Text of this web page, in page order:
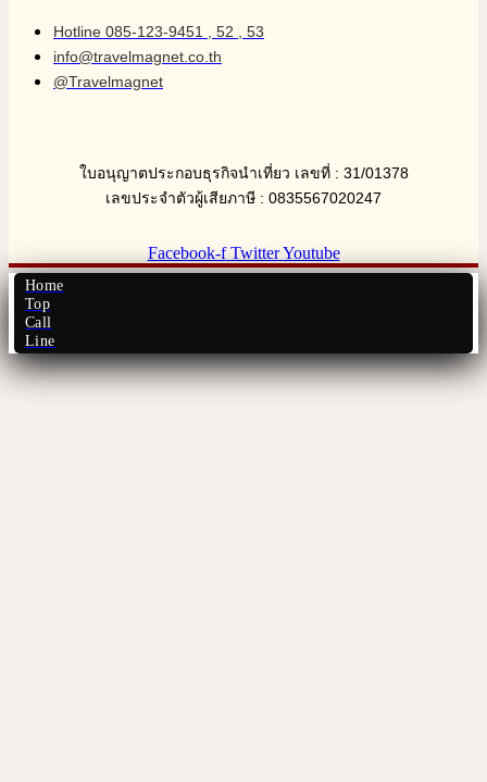
Hotline 085-123-9451 , 52 , 53
info@travelmagnet.co.th
@Travelmagnet
ใบอนุญาตประกอบธุรกิจนำเที่ยว เลขที่ : 31/01378
เลขประจำตัวผู้เสียภาษี : 0835567020247
Facebook-f Twitter Youtube
Home
Top
Call
Line